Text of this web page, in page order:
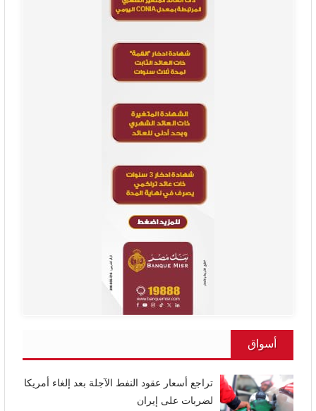
أسواق
تراجع أسعار عقود النفط الآجلة بعد إلغاء أمريكا
لضربات على إيران